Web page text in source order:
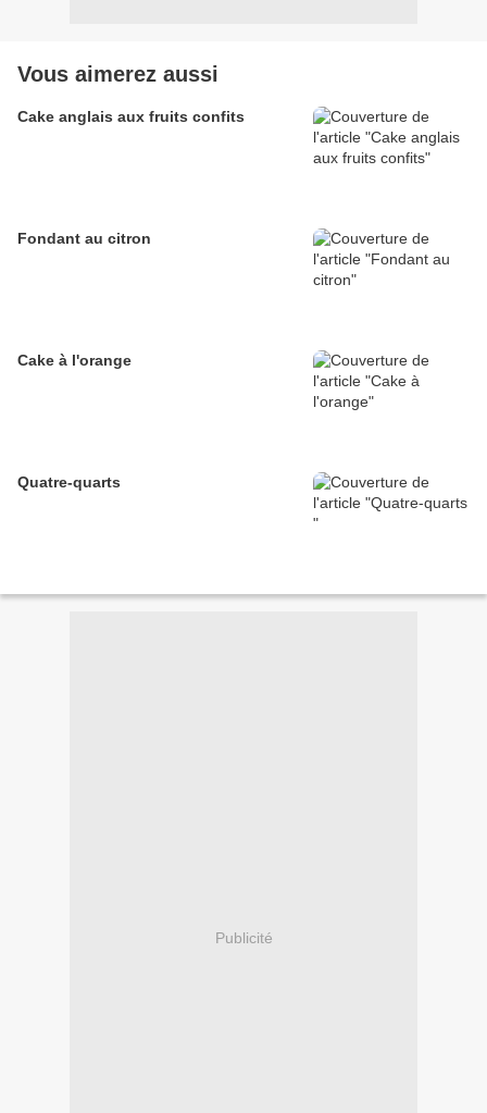
Vous aimerez aussi
Cake anglais aux fruits confits
Fondant au citron
Cake à l'orange
Quatre-quarts
Publicité